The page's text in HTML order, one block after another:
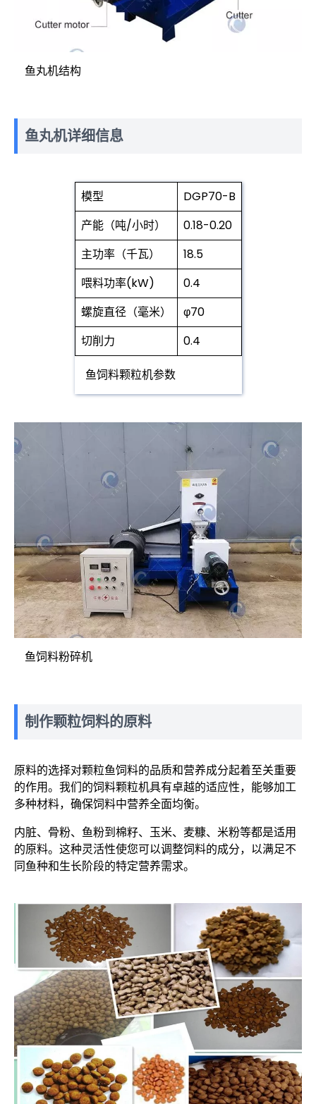
鱼丸机结构
鱼丸机详细信息
模型
DGP70-B
产能（吨/小时）
0.18-0.20
主功率（千瓦）
18.5
喂料功率(kW)
0.4
螺旋直径（毫米）
φ70
切削力
0.4
鱼饲料颗粒机参数
鱼饲料粉碎机
制作颗粒饲料的原料
原料的选择对颗粒鱼饲料的品质和营养成分起着至关重要
的作用。我们的饲料颗粒机具有卓越的适应性，能够加工
多种材料，确保饲料中营养全面均衡。
内脏、骨粉、鱼粉到棉籽、玉米、麦糠、米粉等都是适用
的原料。这种灵活性使您可以调整饲料的成分，以满足不
同鱼种和生长阶段的特定营养需求。